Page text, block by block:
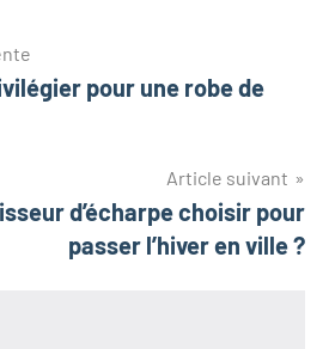
pour une robe de
Article suivant
d’écharpe choisir pour
passer l’hiver en ville ?